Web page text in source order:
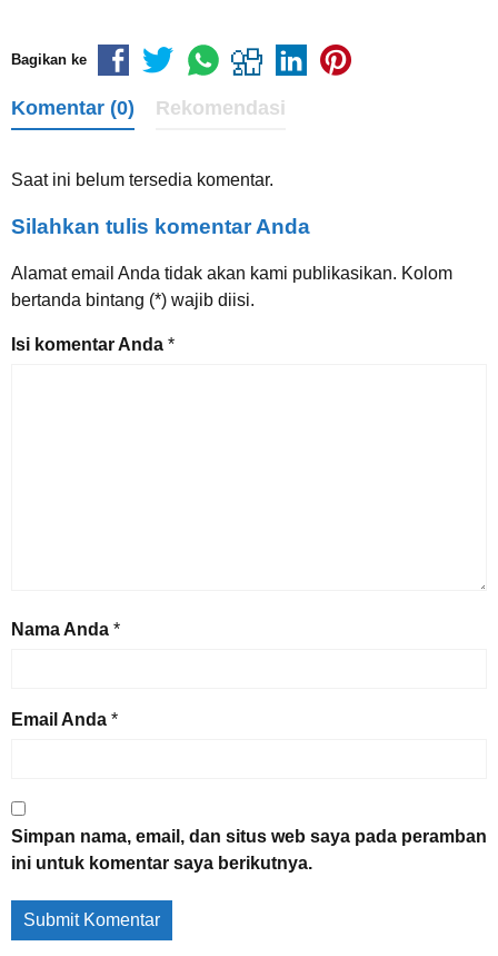
Bagikan ke
Komentar (0) Rekomendasi
Saat ini belum tersedia komentar.
Silahkan tulis komentar Anda
Alamat email Anda tidak akan kami publikasikan. Kolom
bertanda bintang (*) wajib diisi.
Isi komentar Anda *
Nama Anda *
Email Anda *
Simpan nama, email, dan situs web saya pada peramban
ini untuk komentar saya berikutnya.